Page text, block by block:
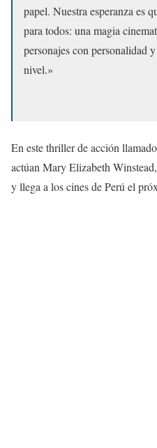
papel. Nuestra esperanza es
para todos: una magia
personajes con personalidad
nivel.»
En este thriller de acción llamado
actúan Mary Elizabeth
y llega a los cines de Perú el